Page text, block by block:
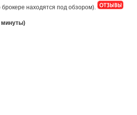
находятся под обзором).
минуты)